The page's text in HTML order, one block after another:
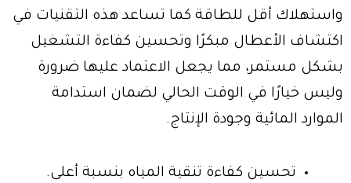
واستهلاك أقل للطاقة كما تساعد هذه التقنيات في
اكتشاف الأعطال مبكرًا وتحسين كفاءة التشغيل
بشكل مستمر، مما يجعل الاعتماد عليها ضرورة
وليس خيارًا في الوقت الحالي لضمان استدامة
الموارد المائية وجودة الإنتاج.
تحسين كفاءة تنقية المياه بنسبة أعلى.